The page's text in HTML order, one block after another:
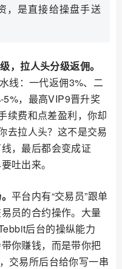
，是直接给操盘手送
拉人头分级返佣。
线：一代返佣3%、二
，最高VIP9晋升奖
续费和点差盈利，你却
去拉人头？这不是交易
，最后都会变成证
吐出来。
平台内有“交易员”跟单
员的合约操作。大量
后台的操纵能力
你赚钱，而是带你把
交易所后台给你写一串